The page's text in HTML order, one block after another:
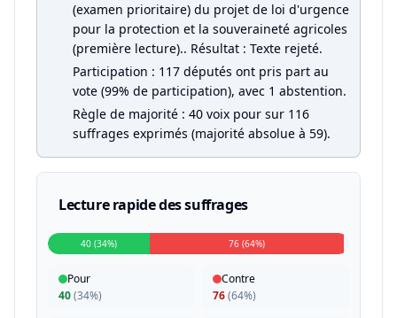
(examen prioritaire) du projet de loi d'urgence
pour la protection et la souveraineté agricoles
(première lecture).. Résultat : Texte rejeté.
Participation : 117 députés ont pris part au
vote (99% de participation), avec 1 abstention.
Règle de majorité : 40 voix pour sur 116
suffrages exprimés (majorité absolue à 59).
Lecture rapide des suffrages
40 (34%) 76 (64%)
Pour
40(34%)
Contre
76(64%)